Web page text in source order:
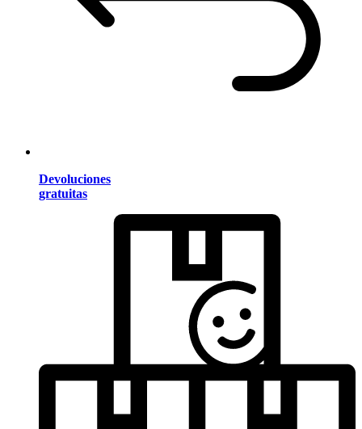
Devoluciones
gratuitas